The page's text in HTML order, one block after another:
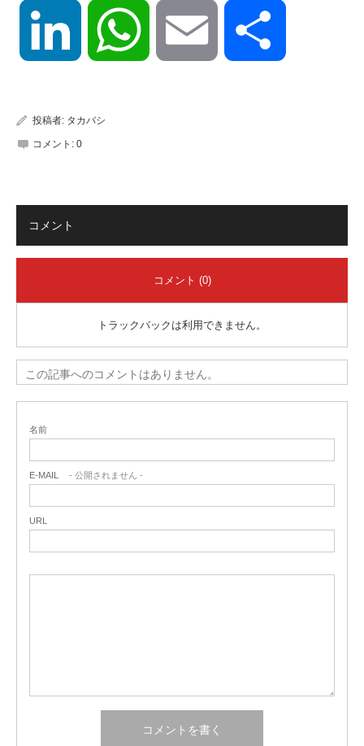
LinkedIn WhatsApp Email
投稿者: タカバシ
コメント: 0
コメント
コメント (0)
トラックバックは利用できません。
この記事へのコメントはありません。
名前
E-MAIL - 公開されません -
URL